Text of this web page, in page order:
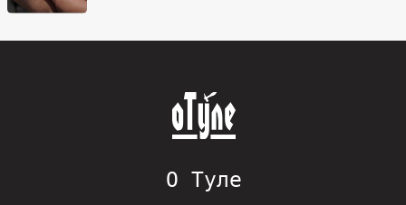
О Туле